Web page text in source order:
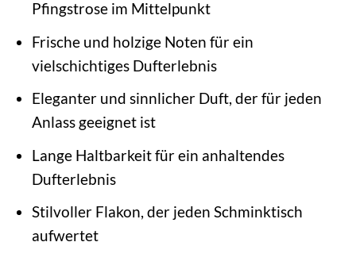
Pfingstrose im Mittelpunkt
Frische und holzige Noten für ein
vielschichtiges Dufterlebnis
Eleganter und sinnlicher Duft, der für jeden
Anlass geeignet ist
Lange Haltbarkeit für ein anhaltendes
Dufterlebnis
Stilvoller Flakon, der jeden Schminktisch
aufwertet